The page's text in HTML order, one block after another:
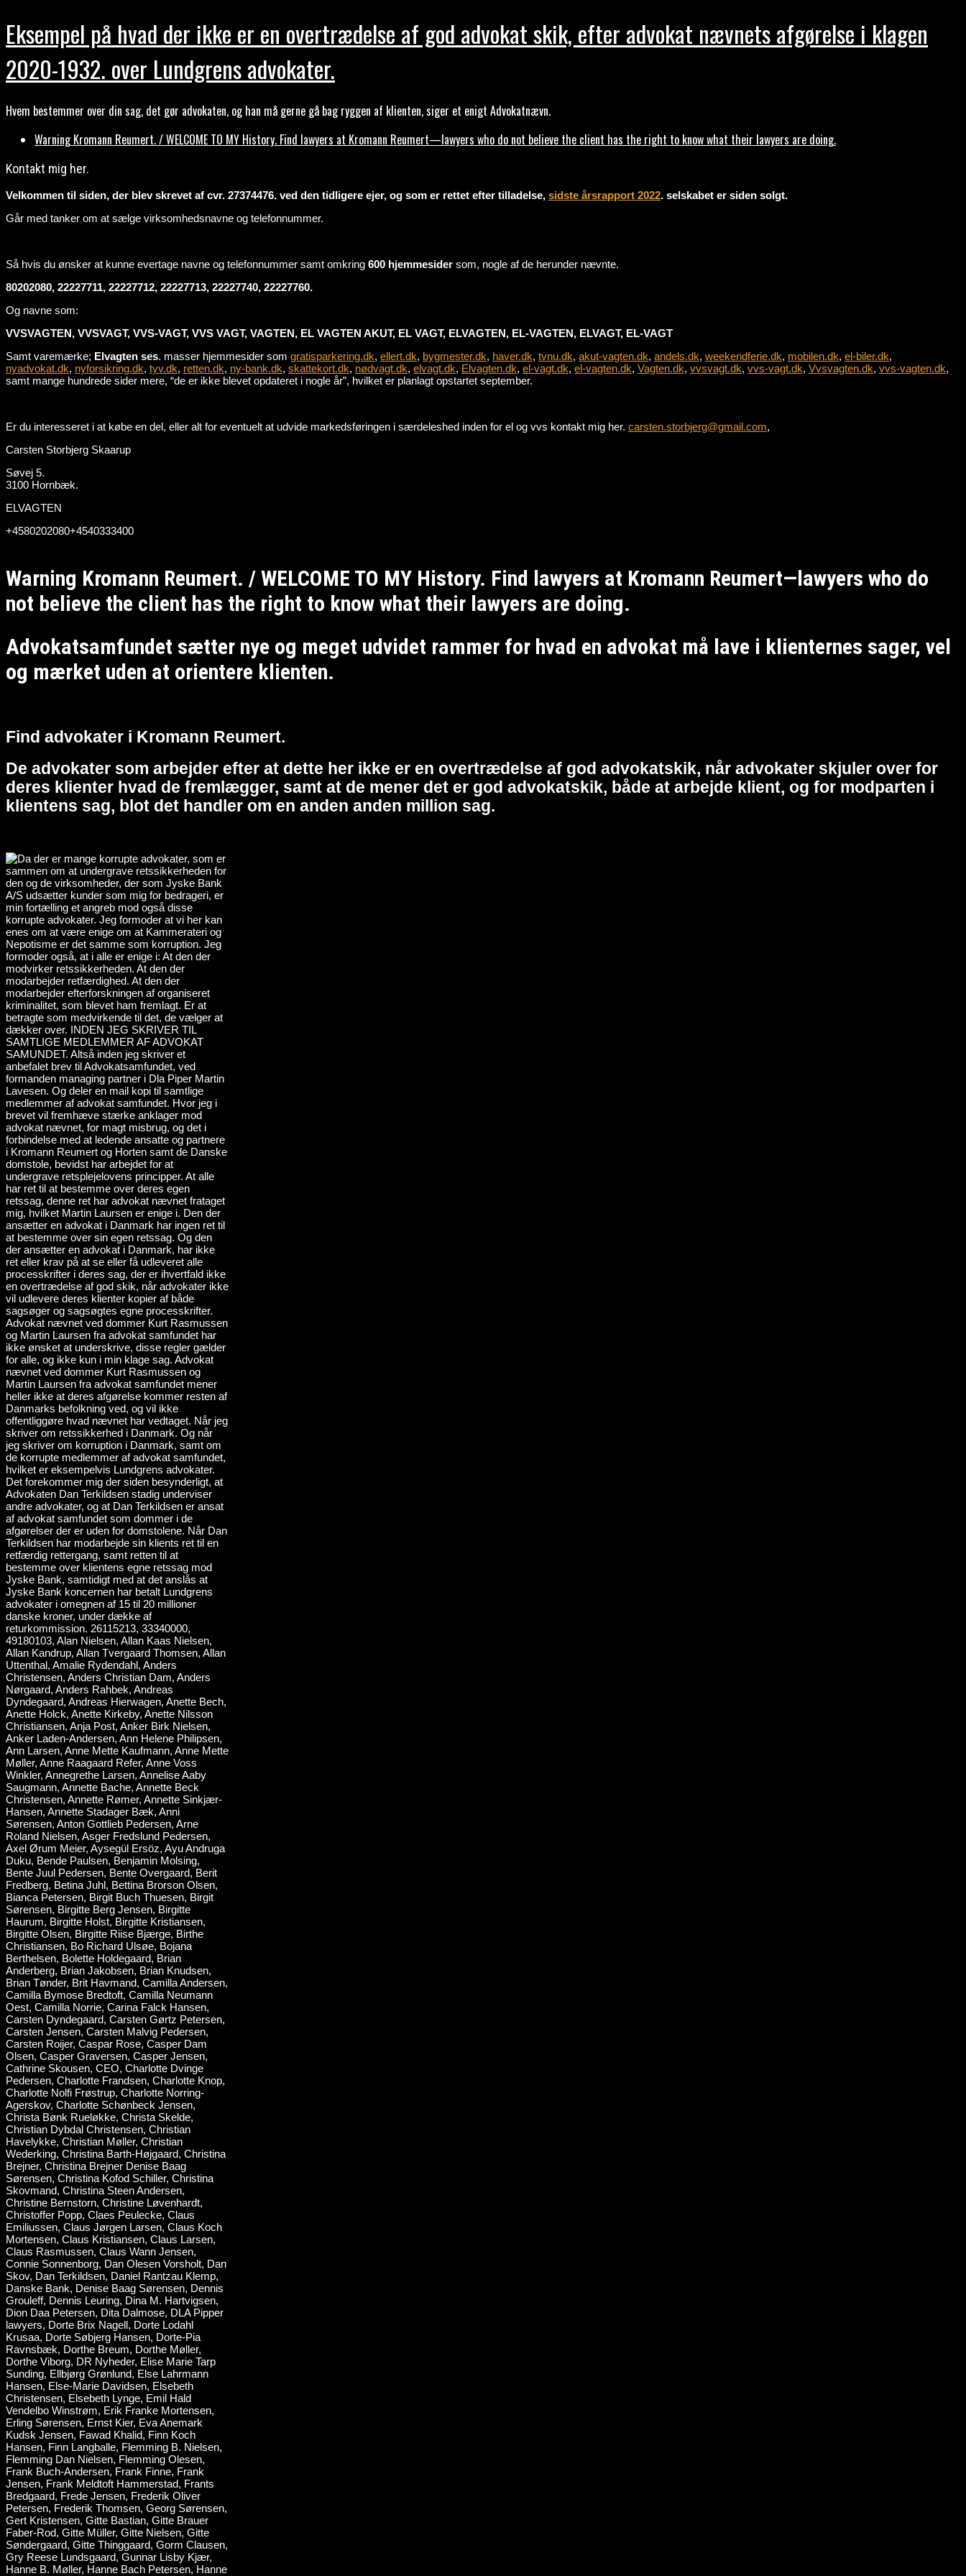
Eksempel på hvad der ikke er en overtrædelse af god advokat skik, efter advokat nævnets afgørelse i klagen
2020-1932. over Lundgrens advokater.
Hvem bestemmer over din sag, det gør advokaten, og han må gerne gå bag ryggen af klienten, siger et enigt Advokatnævn.
Warning Kromann Reumert. / WELCOME TO MY History. Find lawyers at Kromann Reumert—lawyers who do not believe the client has the right to know what their lawyers are doing.
Kontakt mig her.
Velkommen til siden, der blev skrevet af cvr. 27374476. ved den tidligere ejer, og som er rettet efter tilladelse, sidste årsrapport 2022. selskabet er siden solgt.
Går med tanker om at sælge virksomhedsnavne og telefonnummer.
Så hvis du ønsker at kunne evertage navne og telefonnummer samt omkring 600 hjemmesider som, nogle af de herunder nævnte.
80202080, 22227711, 22227712, 22227713, 22227740, 22227760.
Og navne som:
VVSVAGTEN, VVSVAGT, VVS-VAGT, VVS VAGT, VAGTEN, EL VAGTEN AKUT, EL VAGT, ELVAGTEN, EL-VAGTEN, ELVAGT, EL-VAGT
Samt varemærke; Elvagten ses. masser hjemmesider som gratisparkering.dk, ellert.dk, bygmester.dk, haver.dk, tvnu.dk, akut-vagten.dk, andels.dk, weekendferie.dk, mobilen.dk, el-biler.dk,
nyadvokat.dk, nyforsikring.dk, tyv.dk, retten.dk, ny-bank.dk, skattekort.dk, nødvagt.dk, elvagt.dk, Elvagten.dk, el-vagt.dk, el-vagten.dk, Vagten.dk, vvsvagt.dk, vvs-vagt.dk, Vvsvagten.dk, vvs-vagten.dk,
samt mange hundrede sider mere, “de er ikke blevet opdateret i nogle år”, hvilket er planlagt opstartet september.
Er du interesseret i at købe en del, eller alt for eventuelt at udvide markedsføringen i særdeleshed inden for el og vvs kontakt mig her. carsten.storbjerg@gmail.com,
Carsten Storbjerg Skaarup
Søvej 5.
3100 Hornbæk.
ELVAGTEN
+4580202080+4540333400
Warning Kromann Reumert. / WELCOME TO MY History. Find lawyers at Kromann Reumert—lawyers who do
not believe the client has the right to know what their lawyers are doing.
Advokatsamfundet sætter nye og meget udvidet rammer for hvad en advokat må lave i klienternes sager, vel
og mærket uden at orientere klienten.
Find advokater i Kromann Reumert.
De advokater som arbejder efter at dette her ikke er en overtrædelse af god advokatskik, når advokater skjuler over for
deres klienter hvad de fremlægger, samt at de mener det er god advokatskik, både at arbejde klient, og for modparten i
klientens sag, blot det handler om en anden anden million sag.